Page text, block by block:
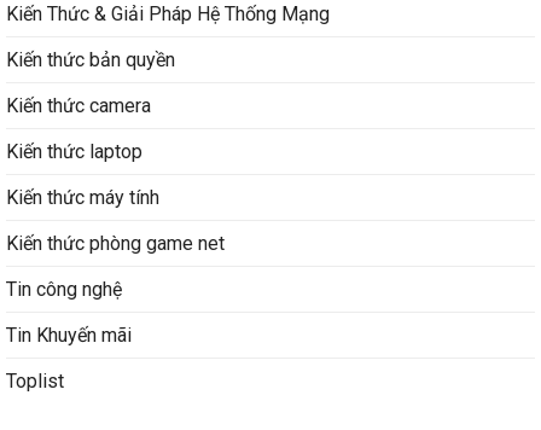
Kiến Thức & Giải Pháp Hệ Thống Mạng
Kiến thức bản quyền
Kiến thức camera
Kiến thức laptop
Kiến thức máy tính
Kiến thức phòng game net
Tin công nghệ
Tin Khuyến mãi
Toplist